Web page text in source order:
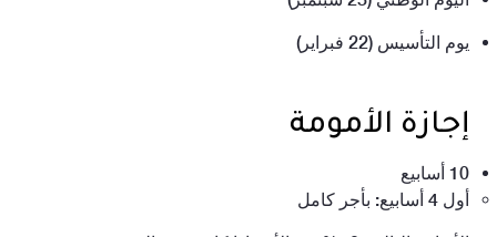
يوم التأسيس (22 فبراير)
إجازة الأمومة
10 أسابيع
أول 4 أسابيع: بأجر كامل